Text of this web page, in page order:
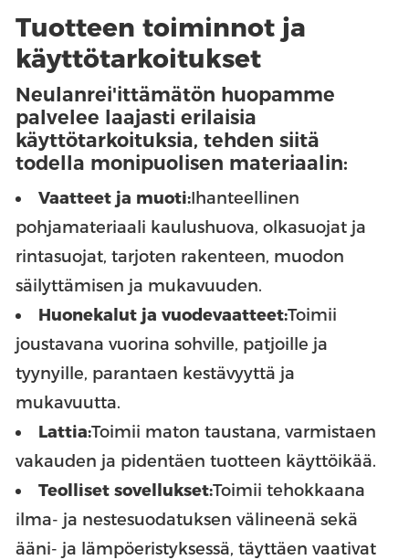
Tuotteen toiminnot ja
käyttötarkoitukset
Neulanrei'ittämätön huopamme
palvelee laajasti erilaisia
käyttötarkoituksia, tehden siitä
todella monipuolisen materiaalin:
Vaatteet ja muoti:Ihanteellinen
pohjamateriaali kaulushuova, olkasuojat ja
rintasuojat, tarjoten rakenteen, muodon
säilyttämisen ja mukavuuden.
Huonekalut ja vuodevaatteet:Toimii
joustavana vuorina sohville, patjoille ja
tyynyille, parantaen kestävyyttä ja
mukavuutta.
Lattia:Toimii maton taustana, varmistaen
vakauden ja pidentäen tuotteen käyttöikää.
Teolliset sovellukset:Toimii tehokkaana
ilma- ja nestesuodatuksen välineenä sekä
ääni- ja lämpöeristyksessä, täyttäen vaativat